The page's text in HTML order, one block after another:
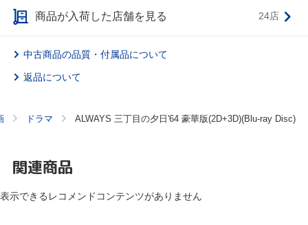
商品が入荷した店舗を見る 24店
中古商品の品質・付属品について
返品について
ドラマ ALWAYS 三丁目の夕日'64 豪華版(2D+3D)(Blu-ray Disc)
関連商品
表示できるレコメンドコンテンツがありません